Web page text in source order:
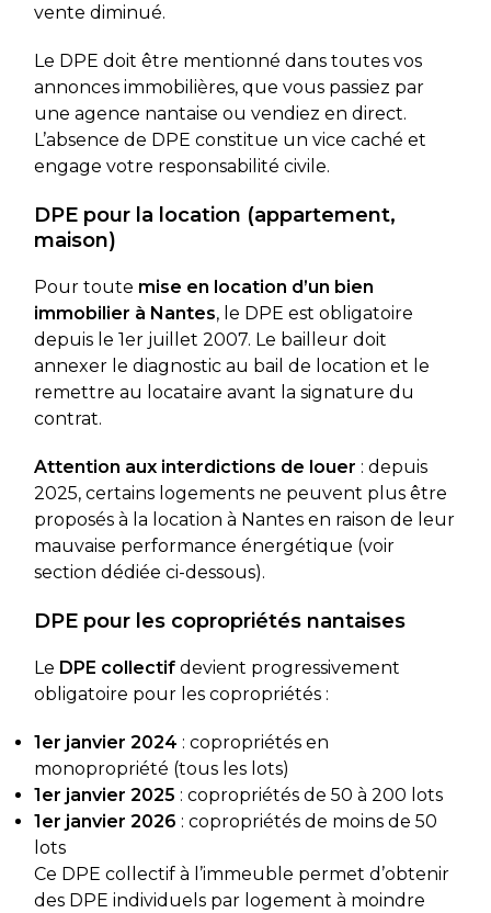
vente diminué.
Le DPE doit être mentionné dans toutes vos
annonces immobilières, que vous passiez par
une agence nantaise ou vendiez en direct.
L’absence de DPE constitue un vice caché et
engage votre responsabilité civile.
DPE pour la location (appartement,
maison)
Pour toute mise en location d’un bien
immobilier à Nantes, le DPE est obligatoire
depuis le 1er juillet 2007. Le bailleur doit
annexer le diagnostic au bail de location et le
remettre au locataire avant la signature du
contrat.
Attention aux interdictions de louer : depuis
2025, certains logements ne peuvent plus être
proposés à la location à Nantes en raison de leur
mauvaise performance énergétique (voir
section dédiée ci-dessous).
DPE pour les copropriétés nantaises
Le DPE collectifdevient progressivement
obligatoire pour les copropriétés :
1er janvier 2024 : copropriétés en
monopropriété (tous les lots)
1er janvier 2025 : copropriétés de 50 à 200 lots
1er janvier 2026 : copropriétés de moins de 50
lots
Ce DPE collectif à l’immeuble permet d’obtenir
des DPE individuels par logement à moindre